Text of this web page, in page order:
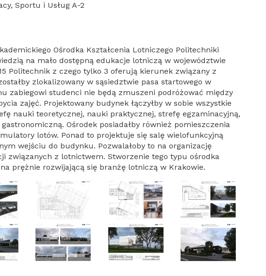
Sportu i Usług A-2
Ośrodka Kształcenia Lotniczego Politechniki
na mało dostępną edukacje lotniczą w województwie
Politechnik z czego tylko 3 oferują kierunek związany z
zlokalizowany w sąsiedztwie pasa startowego w
zabiegowi studenci nie będą zmuszeni podróżować między
zajęć. Projektowany budynek łączyłby w sobie wszystkie
nauki teoretycznej, nauki praktycznej, strefę egzaminacyjną,
Ośrodek posiadałby również pomieszczenia
lotów. Ponad to projektuje się salę wielofunkcyjną
wejściu do budynku. Pozwalałoby to na organizację
związanych z lotnictwem. Stworzenie tego typu ośrodka
na prężnie rozwijającą się branżę lotniczą w Krakowie.